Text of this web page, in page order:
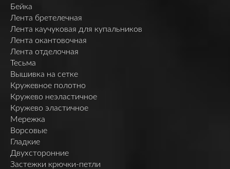
Бейка
Лента бретелечная
Лента каучуковая для купальников
Лента окантовочная
Лента отделочная
Тесьма
Вышивка на сетке
Кружевное полотно
Кружево неэластичное
Кружево эластичное
Мережка
Ворсовые
Гладкие
Двухсторонние
Застежки крючки-петли